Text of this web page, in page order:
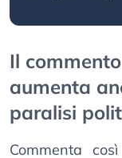
Il
aumenta
paralisi
Commenta